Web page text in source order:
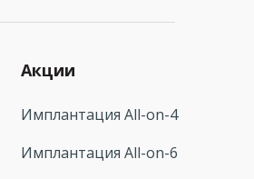
Акции
Имплантация All-on-4
Имплантация All-on-6